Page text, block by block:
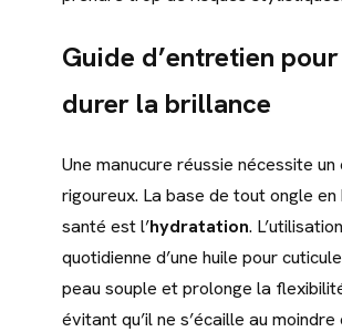
Guide d’entretien
durer la brillance
Une manucure réussie nécessite
rigoureux. La base de tout ongle en
santé est l’hydratation. L’utilisation
quotidienne d’une huile pour
peau souple et prolonge la
évitant qu’il ne s’écaille au moindre